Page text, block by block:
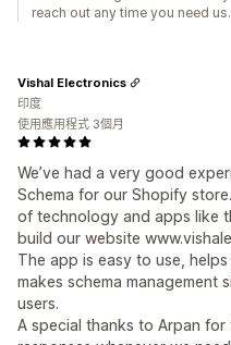
reach out any time you need
We’ve had a very good
Schema for our Shopify
of technology and apps like
build our website
The app is easy to use,
makes schema management
users.
A special thanks to Arpan
Vishal Electronics
印度
使用應用程式 3個月